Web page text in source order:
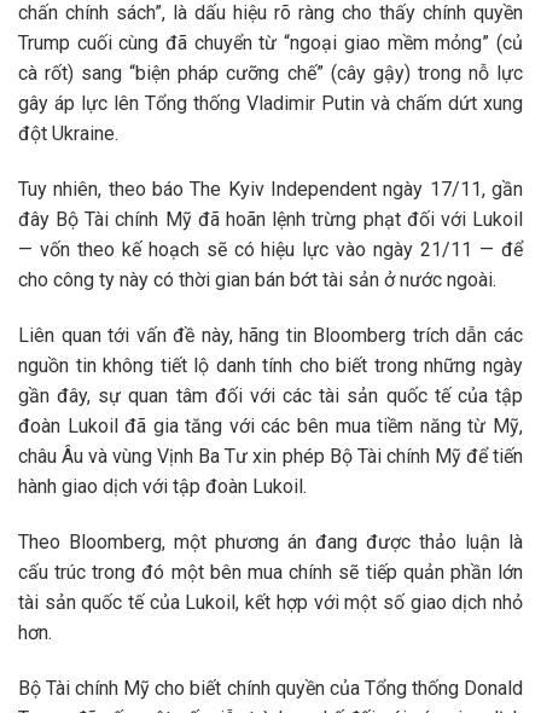
chấn chính sách”, là dấu hiệu rõ ràng cho thấy chính quyền
Trump cuối cùng đã chuyển từ “ngoại giao mềm mỏng” (củ
cà rốt) sang “biện pháp cưỡng chế” (cây gậy) trong nỗ lực
gây áp lực lên Tổng thống Vladimir Putin và chấm dứt xung
đột Ukraine.
Tuy nhiên, theo báo The Kyiv Independent ngày 17/11, gần
đây Bộ Tài chính Mỹ đã hoãn lệnh trừng phạt đối với Lukoil
— vốn theo kế hoạch sẽ có hiệu lực vào ngày 21/11 — để
cho công ty này có thời gian bán bớt tài sản ở nước ngoài.
Liên quan tới vấn đề này, hãng tin Bloomberg trích dẫn các
nguồn tin không tiết lộ danh tính cho biết trong những ngày
gần đây, sự quan tâm đối với các tài sản quốc tế của tập
đoàn Lukoil đã gia tăng với các bên mua tiềm năng từ Mỹ,
châu Âu và vùng Vịnh Ba Tư xin phép Bộ Tài chính Mỹ để tiến
hành giao dịch với tập đoàn Lukoil.
Theo Bloomberg, một phương án đang được thảo luận là
cấu trúc trong đó một bên mua chính sẽ tiếp quản phần lớn
tài sản quốc tế của Lukoil, kết hợp với một số giao dịch nhỏ
hơn.
Bộ Tài chính Mỹ cho biết chính quyền của Tổng thống Donald